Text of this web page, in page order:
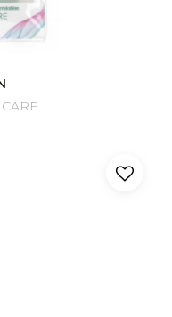
TRAVEL KIT MENICARE PURE + PROGENT